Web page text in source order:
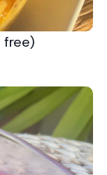
free)